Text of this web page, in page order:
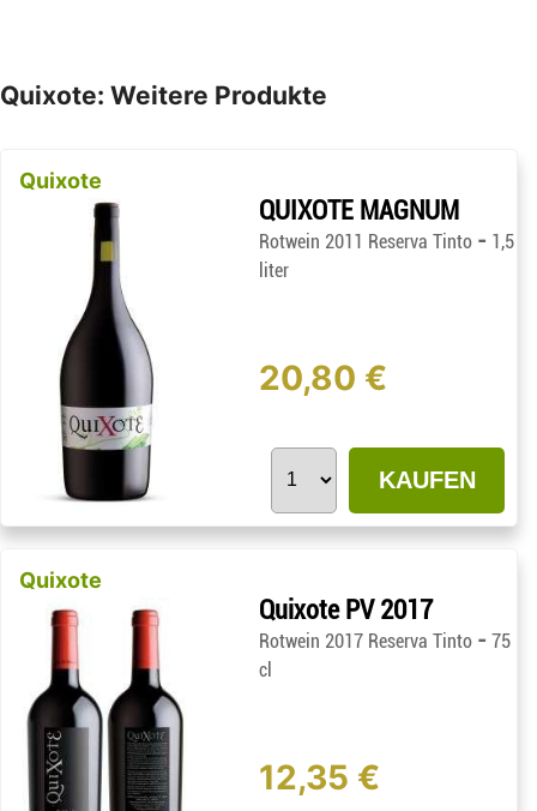
Quixote: Weitere Produkte
Quixote
QUIXOTE MAGNUM
Rotwein 2011 Reserva Tinto - 1,5
liter
20,80 €
KAUFEN
Quixote
Quixote PV 2017
Rotwein 2017 Reserva Tinto -75
cl
12,35 €